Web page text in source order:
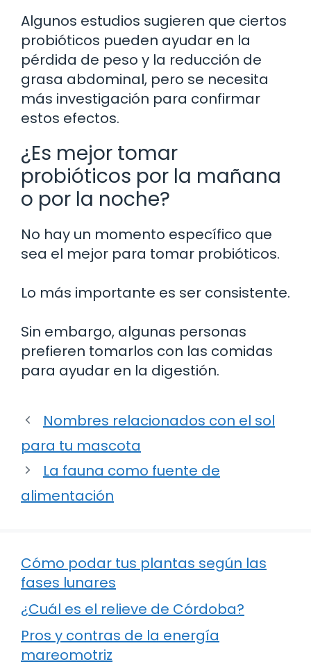
Algunos estudios sugieren que ciertos
probióticos pueden ayudar en la
pérdida de peso y la reducción de
grasa abdominal, pero se necesita
más investigación para confirmar
estos efectos.
¿Es mejor tomar
probióticos por la mañana
o por la noche?
No hay un momento específico que
sea el mejor para tomar probióticos.
Lo más importante es ser consistente.
Sin embargo, algunas personas
prefieren tomarlos con las comidas
para ayudar en la digestión.
Nombres relacionados con el sol
para tu mascota
La fauna como fuente de
alimentación
Cómo podar tus plantas según las
fases lunares
¿Cuál es el relieve de Córdoba?
Pros y contras de la energía
mareomotriz